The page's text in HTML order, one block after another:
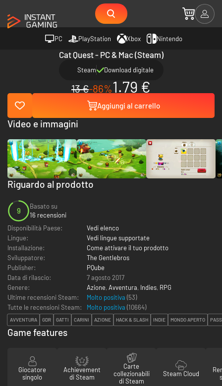
PC PlayStation Xbox Nintendo
Cat Quest - PC & Mac (Steam)
Steam Download digitale
13 €-86%1.79 €
Aggiungi al carrello
Riguardo al prodotto
9
Basato su
16 recensioni
Disponibilità Paese:
Vedi elenco
Lingue:
Vedi lingue supportate
Installazione:
Come attivare il tuo prodotto
Sviluppatore:
The Gentlebros
Publisher:
PQube
Data di rilascio:
7 agosto 2017
Genere:
Azione, Avventura, Indies, RPG
Ultime recensioni Steam:
Molto positiva (53)
Tutte le recensioni Steam:
Molto positiva (10664)
AVVENTURA GDR GATTI CARINI AZIONE HACK & SLASH INDIE MONDO APERTO
Video e immagini
Game features
Giocatore
singolo
Achievement
di Steam
Carte
collezionabili
di Steam
Steam Cloud